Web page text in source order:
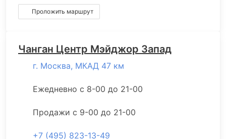
Проложить маршрут
Чанган Центр Мэйджор Запад
г. Москва, МКАД 47 км
Ежедневно с 8-00 до 21-00
Продажи с 9-00 до 21-00
+7 (495) 823-13-49